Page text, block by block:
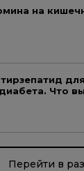
на
Что
Перейти в